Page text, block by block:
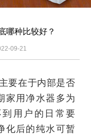
哪种比较好？
09-21
要在于内部是否
家用净水器多为
用户的日常要
化后的纯水可暂